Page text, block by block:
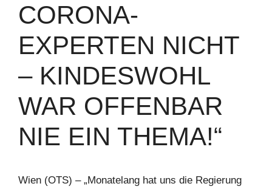
CORONA-
EXPERTEN NICHT
– KINDESWOHL
WAR OFFENBAR
NIE EIN THEMA!“
Wien (OTS) – „Monatelang hat uns die Regierung